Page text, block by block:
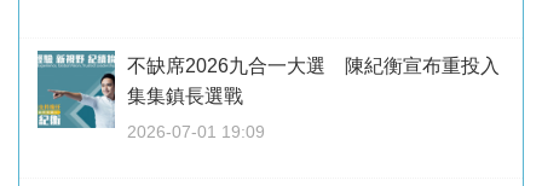
不缺席2026九合一大選 陳紀衡宣布重投入
集集鎮長選戰
2026-07-01 19:09